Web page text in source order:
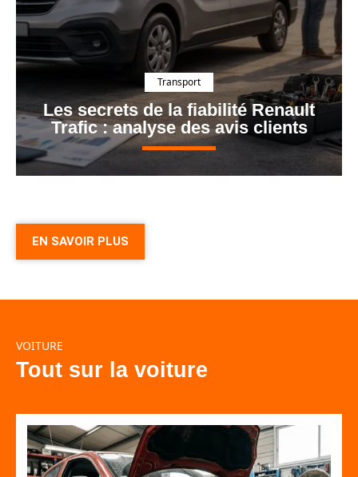
Transport
Les secrets de la fiabilité Renault
Trafic : analyse des avis clients
EN SAVOIR PLUS
VOITURE
Tout sur la voiture